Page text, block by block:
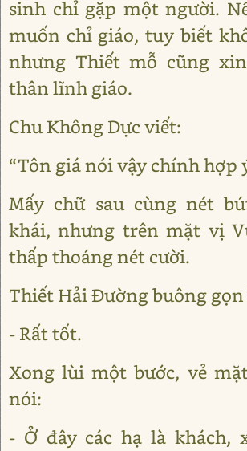
sinh chỉ gặp một người.
muốn chỉ giáo, tuy biết
nhưng Thiết mỗ cũng
thân lĩnh giáo.
Chu Không Dực viết:
“Tôn giá nói vậy chính hợp
Mấy chữ sau cùng nét
khái, nhưng trên mặt vị
thấp thoáng nét cười.
Thiết Hải Đường buông
- Rất tốt.
Xong lùi một bước, vẻ
nói:
- Ở đây các hạ là khách,